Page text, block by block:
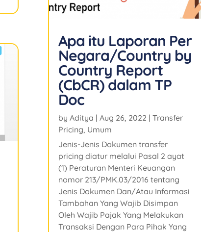
Apa itu Laporan Per
Negara/Country by
Country Report
(CbCR) dalam TP
Doc
by Aditya | Aug 26, 2022 | Transfer
Pricing, Umum
Jenis-Jenis Dokumen transfer
pricing diatur melalui Pasal 2 ayat
(1) Peraturan Menteri Keuangan
nomor 213/PMK.03/2016 tentang
Jenis Dokumen Dan/Atau Informasi
Tambahan Yang Wajib Disimpan
Oleh Wajib Pajak Yang Melakukan
Transaksi Dengan Para Pihak Yang